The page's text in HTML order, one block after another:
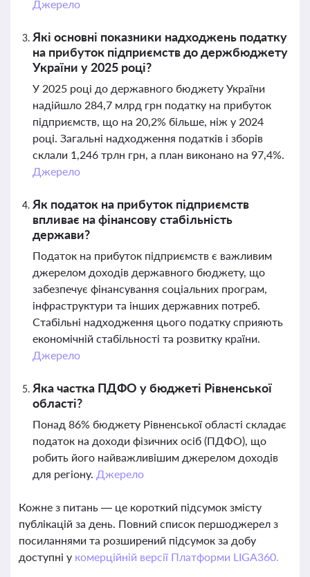
Джерело
Які основні показники надходжень податку
на прибуток підприємств до держбюджету
України у 2025 році?
У 2025 році до державного бюджету України
надійшло 284,7 млрд грн податку на прибуток
підприємств, що на 20,2% більше, ніж у 2024
році. Загальні надходження податків і зборів
склали 1,246 трлн грн, а план виконано на 97,4%.
Джерело
Як податок на прибуток підприємств
впливає на фінансову стабільність
держави?
Податок на прибуток підприємств є важливим
джерелом доходів державного бюджету, що
забезпечує фінансування соціальних програм,
інфраструктури та інших державних потреб.
Стабільні надходження цього податку сприяють
економічній стабільності та розвитку країни.
Джерело
Яка частка ПДФО у бюджеті Рівненської
області?
Понад 86% бюджету Рівненської області складає
податок на доходи фізичних осіб (ПДФО), що
робить його найважливішим джерелом доходів
для регіону. Джерело
Кожне з питань — це короткий підсумок змісту
публікацій за день. Повний список першоджерел з
посиланнями та розширений підсумок за добу
доступні у комерційній версії Платформи LIGA360.